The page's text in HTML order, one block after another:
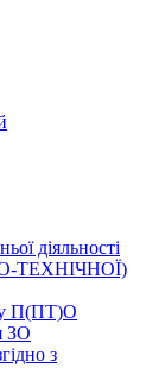
діяльності
ТЕХНІЧНОЇ)
П(ПТ)О
ЗО
з